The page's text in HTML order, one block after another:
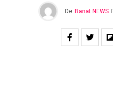
De Banat NEWS